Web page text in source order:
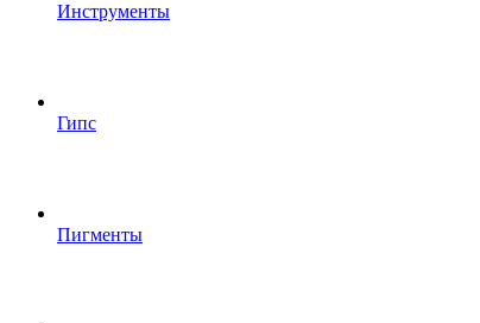
Инструменты
Гипс
Пигменты